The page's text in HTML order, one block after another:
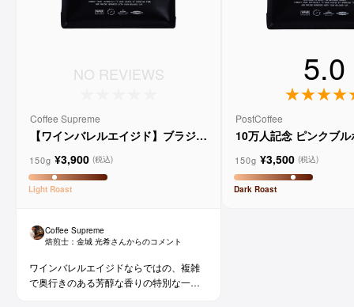
NO REVIEWS
Coffee Supreme
【ワインバレルエイジド】ブラジル
ョ
150g ¥3,900 (税込)
Light Roast
Coffee Supreme
焙煎士： 金城 光希さんからのコメント
ワインバレルエイジドならではの、複雑
で奥行きのある芳醇な香りの特別な一杯
5.0
PostCoffee
10万人記念 ピンクブ
150g ¥3,500 (税込)
Dark Roast